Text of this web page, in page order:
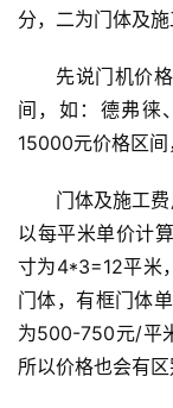
院
铸
门
套
安
装
分，二为门体及施
先说门机价
间，如：德弗徕
15000元价格区间
门体及施工
以每平米单价计
寸为4*3=12平米
门体，有框门体
为500-750元/平
所以价格也会有区